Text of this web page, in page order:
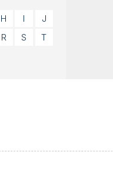
H I
J
R S
T